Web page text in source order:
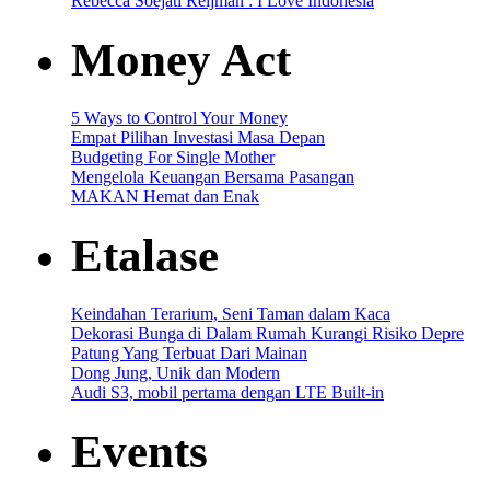
Money Act
5 Ways to Control Your Money
Empat Pilihan Investasi Masa Depan
Budgeting For Single Mother
Mengelola Keuangan Bersama Pasangan
MAKAN Hemat dan Enak
Etalase
Keindahan Terarium, Seni Taman dalam Kaca
Dekorasi Bunga di Dalam Rumah Kurangi Risiko Depre
Patung Yang Terbuat Dari Mainan
Dong Jung, Unik dan Modern
Audi S3, mobil pertama dengan LTE Built-in
Events